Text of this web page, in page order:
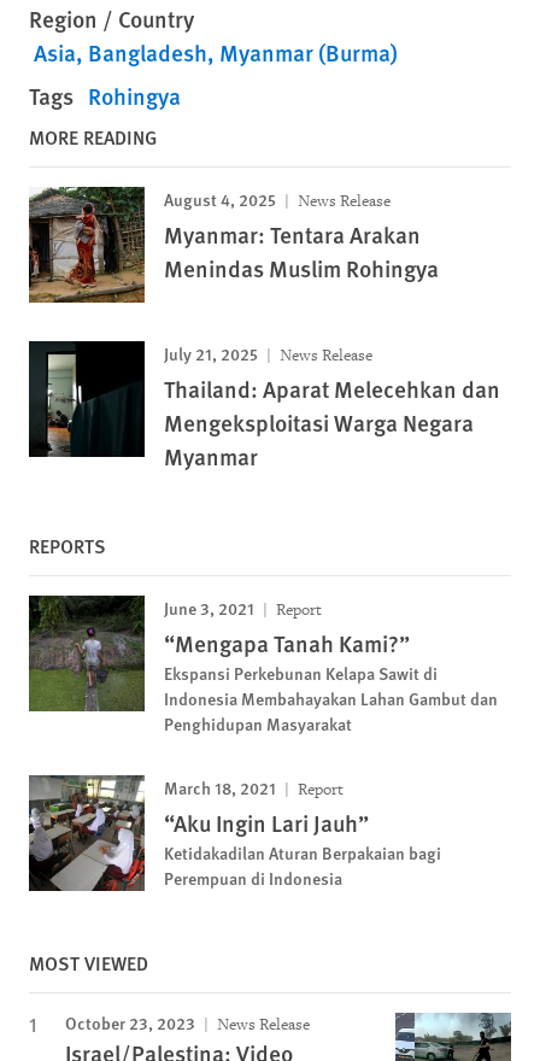
Region / Country
Asia Bangladesh Myanmar (Burma)
Tags Rohingya
MORE READING
August 4, 2025 News Release
Myanmar: Tentara Arakan
Menindas Muslim Rohingya
July 21, 2025 News Release
Thailand: Aparat Melecehkan dan
Mengeksploitasi Warga Negara
Myanmar
REPORTS
June 3, 2021 Report
“Mengapa Tanah Kami?”
Ekspansi Perkebunan Kelapa Sawit di
Indonesia Membahayakan Lahan Gambut dan
Penghidupan Masyarakat
March 18, 2021 Report
“Aku Ingin Lari Jauh”
Ketidakadilan Aturan Berpakaian bagi
Perempuan di Indonesia
MOST VIEWED
October 23, 2023 News Release
Israel/Palestina: Video